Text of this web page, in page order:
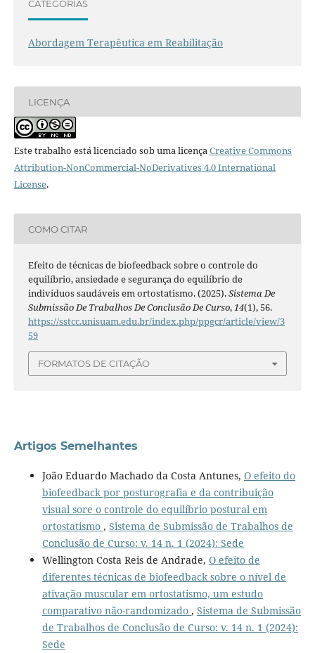
CATEGORIAS
Abordagem Terapêutica em Reabilitação
LICENÇA
Este trabalho está licenciado sob uma licençaCreative Commons
Attribution-NonCommercial-NoDerivatives 4.0 International
License.
COMO CITAR
Efeito de técnicas de biofeedback sobre o controle do
equilíbrio, ansiedade e segurança do equilíbrio de
indivíduos saudáveis em ortostatismo. (2025).Sistema De
Submissão De Trabalhos De Conclusão De Curso,14(1), 56.
https://sstcc.unisuam.edu.br/index.php/ppgcr/article/view/3
59
FORMATOS DE CITAÇÃO
Artigos Semelhantes
João Eduardo Machado da Costa Antunes, O efeito do
biofeedback por posturografia e da contribuição
visual sore o controle do equilíbrio postural em
ortostatismo , Sistema de Submissão de Trabalhos de
Conclusão de Curso: v. 14 n. 1 (2024): Sede
Wellington Costa Reis de Andrade, O efeito de
diferentes técnicas de biofeedback sobre o nível de
ativação muscular em ortostatismo, um estudo
comparativo não-randomizado , Sistema de Submissão
de Trabalhos de Conclusão de Curso: v. 14 n. 1 (2024):
Sede